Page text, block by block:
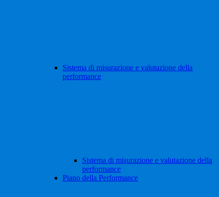
Sistema di misurazione e valutazione della
performance
Sistema di misurazione e valutazione della
performance
Piano della Performance